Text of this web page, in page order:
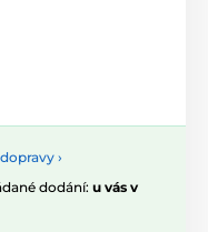
›
dodání: u vás v